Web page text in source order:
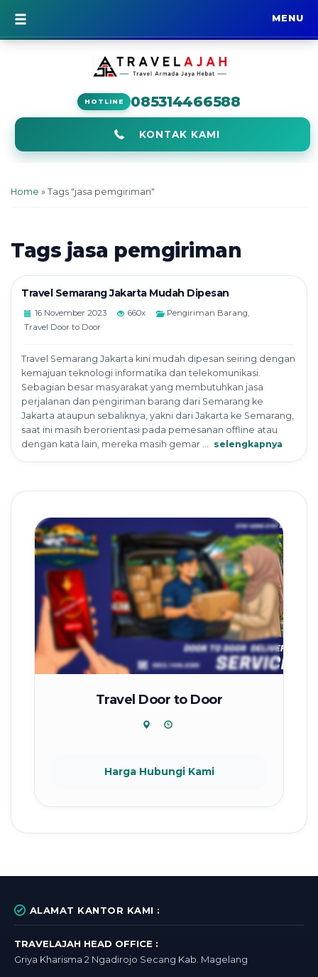
MENU
BERANDA
HOTLINE 085314466588
KONTAK KAMI
Home » Tags "jasa pemgiriman"
Tags jasa pemgiriman
Travel Semarang Jakarta Mudah Dipesan
16 November 2023 660x Pengiriman Barang,
Travel Door to Door
Travel Semarang Jakarta kini mudah dipesan seiring dengan
kemajuan teknologi informatika dan telekomunikasi.
Sebagian besar masyarakat yang membutuhkan jasa
perjalanan dan pengiriman barang dari Semarang ke
Jakarta ataupun sebaliknya, yakni dari Jakarta ke Semarang,
saat ini masih berorientasi pada pemesanan offline atau
dengan kata lain, mereka masih gemar ... selengkapnya
Travel Door to Door
Harga Hubungi Kami
ALAMAT KANTOR KAMI :
TRAVELAJAH HEAD OFFICE :
Griya Kharisma 2 Ngadirojo Secang Kab. Magelang